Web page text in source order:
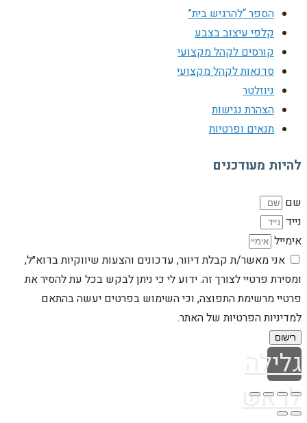
הספר “להרגיש בית”
קלפי עיצוב בצבע
קורסים לקהל מקצועי
סדנאות לקהל מקצועי
ניוזלטר
הצהרת נגישות
תנאים ופרטיות
להיות מעודכנים
שם
נייד
אימייל
אני מאשר/ת קבלת דיוור, עדכונים והצעות שיווקיות בדוא״ל,
ומסירת פרטיי לצורך זה. ידוע לי כי ניתן לבקש בכל עת להסיר את
פרטיי מרשימת התפוצה, וכי השימוש בפרטים יעשה בהתאם
למדיניות הפרטיות של האתר.
רישום
גלילה
לראש